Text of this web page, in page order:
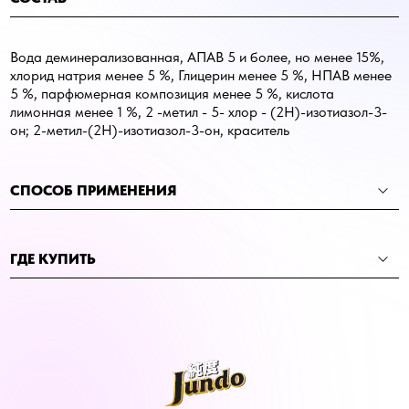
Вода деминерализованная, АПАВ 5 и более, но менее 15%,
хлорид натрия менее 5 %, Глицерин менее 5 %, НПАВ менее
5 %, парфюмерная композиция менее 5 %, кислота
лимонная менее 1 %, 2 -метил - 5- хлор - (2Н)-изотиазол-3-
он; 2-метил-(2Н)-изотиазол-3-он, краситель
СПОСОБ ПРИМЕНЕНИЯ
ГДЕ КУПИТЬ